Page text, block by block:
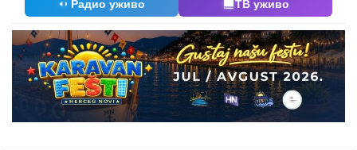
Радио уживо ТВ уживо